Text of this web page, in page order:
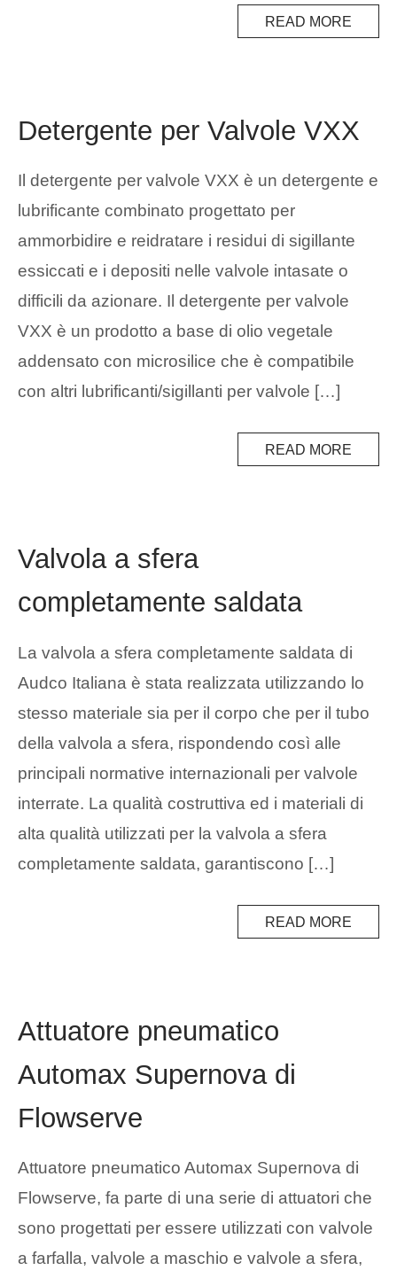
READ MORE
Detergente per Valvole VXX
Il detergente per valvole VXX è un detergente e
lubrificante combinato progettato per
ammorbidire e reidratare i residui di sigillante
essiccati e i depositi nelle valvole intasate o
difficili da azionare. Il detergente per valvole
VXX è un prodotto a base di olio vegetale
addensato con microsilice che è compatibile
con altri lubrificanti/sigillanti per valvole […]
READ MORE
Valvola a sfera
completamente saldata
La valvola a sfera completamente saldata di
Audco Italiana è stata realizzata utilizzando lo
stesso materiale sia per il corpo che per il tubo
della valvola a sfera, rispondendo così alle
principali normative internazionali per valvole
interrate. La qualità costruttiva ed i materiali di
alta qualità utilizzati per la valvola a sfera
completamente saldata, garantiscono […]
READ MORE
Attuatore pneumatico
Automax Supernova di
Flowserve
Attuatore pneumatico Automax Supernova di
Flowserve, fa parte di una serie di attuatori che
sono progettati per essere utilizzati con valvole
a farfalla, valvole a maschio e valvole a sfera,